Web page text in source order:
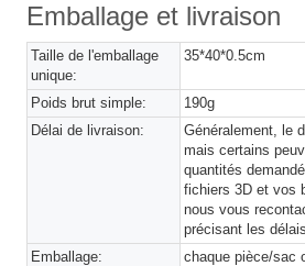
Emballage et livraison
Taille de l'emballage
unique:
35*40*0.5cm
Poids brut simple:
190g
Délai de livraison:
Généralement, le
mais certains
quantités
fichiers 3D et vos
nous vous
précisant les
Emballage:
chaque pièce/sac